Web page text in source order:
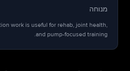
מנוחה
work is useful for rehab, joint health,
and pump-focused training.